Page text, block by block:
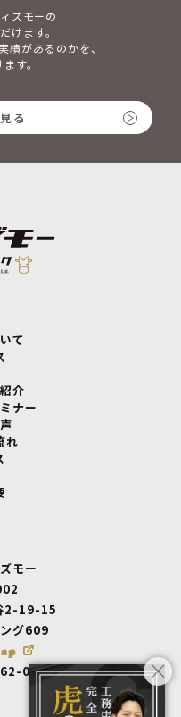
ズモーの
けます。
績があるのかを、
す。
る
て
介
ナー
れ
モー
2-19-15
グ609
0875